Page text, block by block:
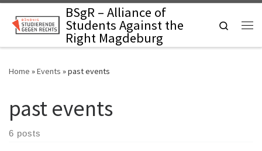
Skip to contentBSgR – Alliance of
Students Against the
Right Magdeburg
Search
Home »Events »past events
past events
6 posts